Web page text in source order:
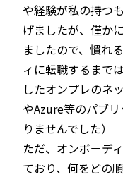
や経験が私の持つ
げましたが、僅か
ましたので、慣れ
ィに転職するまで
したオンプレのネ
やAzure等のパブ
りませんでした）
ただ、オンボーデ
ており、何をどの